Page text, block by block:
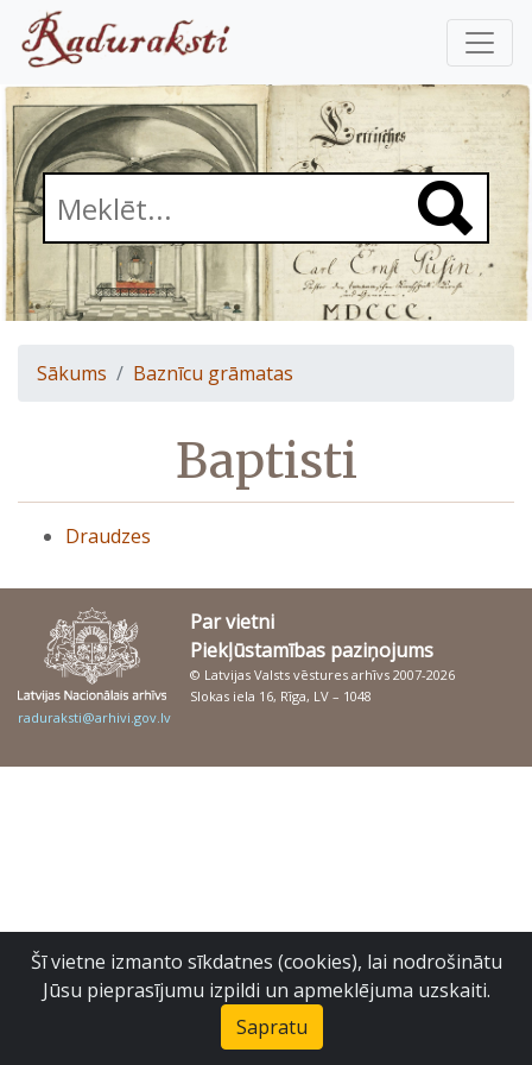
Sākums Baznīcu grāmatas
Baptisti
Draudzes
Par vietni
Piekļūstamības paziņojums
© Latvijas Valsts vēstures arhīvs 2007-2026
Slokas iela 16, Rīga, LV – 1048
raduraksti@arhivi.gov.lv
Šī vietne izmanto sīkdatnes (cookies), lai nodrošinātu
Jūsu pieprasījumu izpildi un apmeklējuma uzskaiti.
Sapratu